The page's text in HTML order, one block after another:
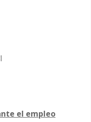
el empleo